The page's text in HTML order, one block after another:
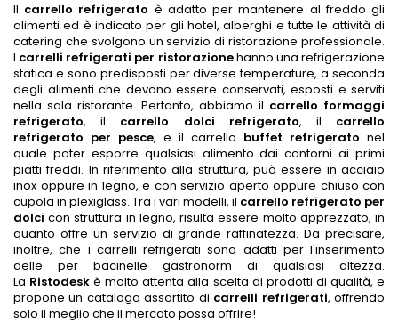
Il carrello refrigerato è adatto per mantenere al freddo gli
alimenti ed è indicato per gli hotel, alberghi e tutte le attività di
catering che svolgono un servizio di ristorazione professionale.
I carrelli refrigerati per ristorazionehanno una refrigerazione
statica e sono predisposti per diverse temperature, a seconda
degli alimenti che devono essere conservati, esposti e serviti
nella sala ristorante. Pertanto, abbiamo il carrello formaggi
refrigerato, il carrello dolci refrigerato, il carrello
refrigerato per pesce, e il carrello buffet refrigerato nel
quale poter esporre qualsiasi alimento dai contorni ai primi
piatti freddi. In riferimento alla struttura, può essere in acciaio
inox oppure in legno, e con servizio aperto oppure chiuso con
cupola in plexiglass. Tra i vari modelli, il carrello refrigerato per
dolci con struttura in legno, risulta essere molto apprezzato, in
quanto offre un servizio di grande raffinatezza. Da precisare,
inoltre, che i carrelli refrigerati sono adatti per l'inserimento
delle per bacinelle gastronorm di qualsiasi altezza.
La Ristodesk è molto attenta alla scelta di prodotti di qualità, e
propone un catalogo assortito di carrelli refrigerati, offrendo
solo il meglio che il mercato possa offrire!